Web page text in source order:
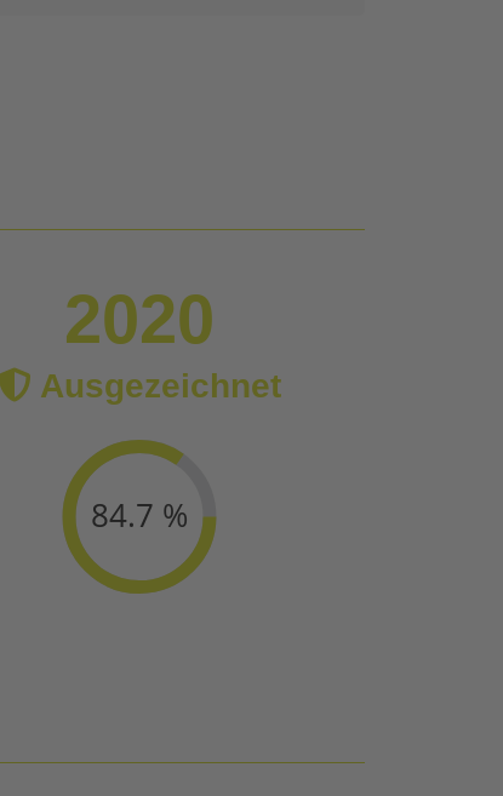
2020
Ausgezeichnet
84.7 %